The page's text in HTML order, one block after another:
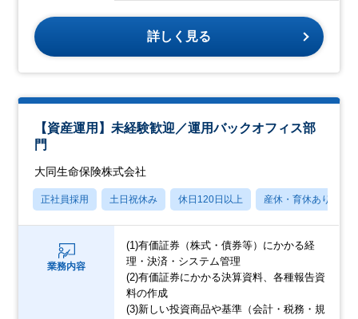
詳しく見る
【資産運用】未経験歓迎／運用バックオフィス部
門
大同生命保険株式会社
正社員採用 土日祝休み 休日120日以上 産休・育休あり
業務内容
(1)有価証券（株式・債券等）にかかる経
理・決済・システム管理
(2)有価証券にかかる決算資料、各種報告資
料の作成
(3)新しい投資商品や基準（会計・税務・規